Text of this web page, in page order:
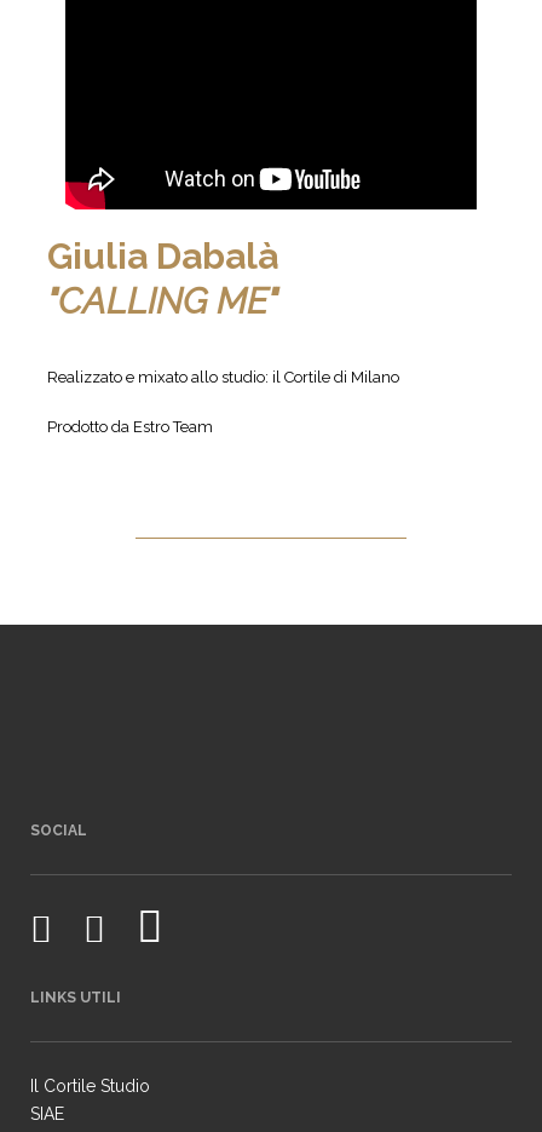
Giulia Dabalà
"CALLING ME"
Realizzato e mixato allo studio: il Cortile di Milano
Prodotto da Estro Team
SOCIAL
LINKS UTILI
Il Cortile Studio
SIAE